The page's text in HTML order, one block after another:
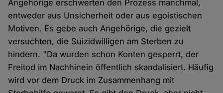
Angehörige erschwerten den Prozess manchmal,
entweder aus Unsicherheit oder aus egoistischen
Motiven. Es gebe auch Angehörige, die gezielt
versuchten, die Suizidwilligen am Sterben zu
hindern. "Da wurden schon Konten gesperrt, der
Freitod im Nachhinein öffentlich skandalisiert. Häufig
wird vor dem Druck im Zusammenhang mit